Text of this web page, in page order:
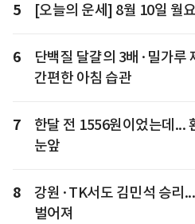
5 [오늘의 운세] 8월 10일 월
6
단백질 달걀의 3배·밀가루
간편한 아침 습관
7
한달 전 1556원이었는데...
눈앞
8
강원·TK서도 김민석 승리
벌어져